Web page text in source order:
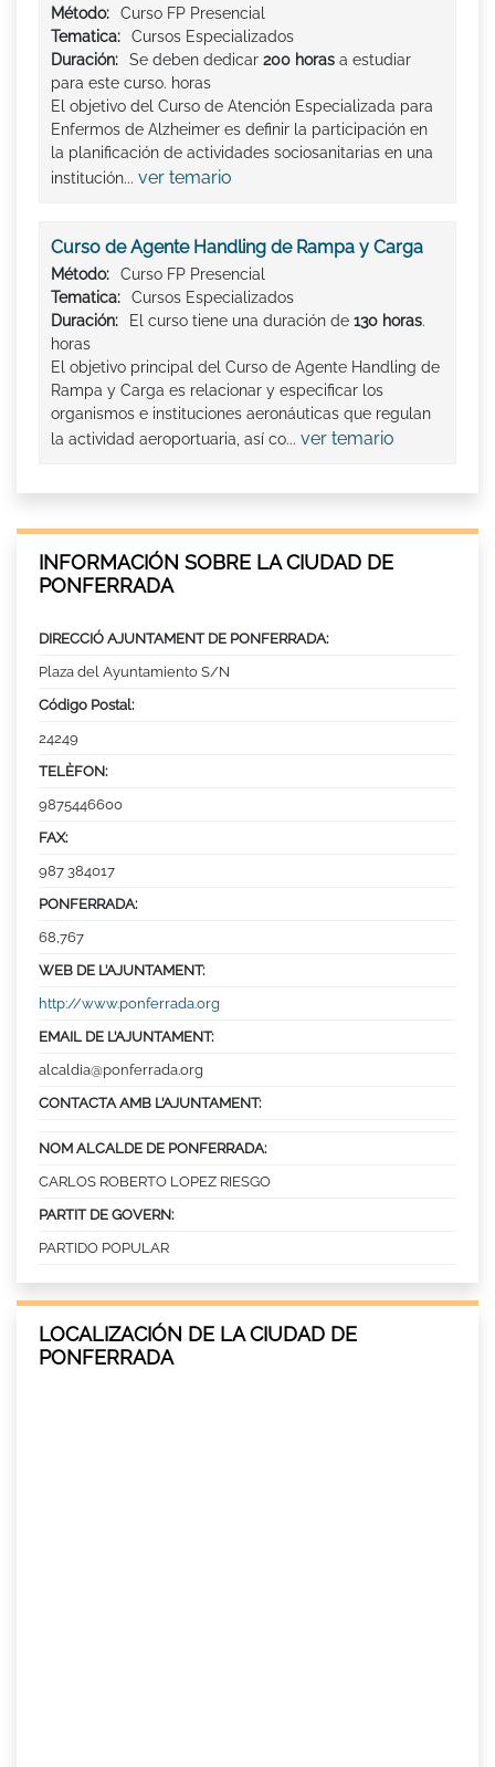
Método:
Curso FP Presencial
Tematica:
Cursos Especializados
Duración:
Se deben dedicar 200 horas a estudiar
para este curso. horas
El objetivo del Curso de Atención Especializada para
Enfermos de Alzheimer es definir la participación en
la planificación de actividades sociosanitarias en una
institución... ver temario
Curso de Agente Handling de Rampa y Carga
Método:
Curso FP Presencial
Tematica:
Cursos Especializados
Duración:
El curso tiene una duración de 130 horas.
horas
El objetivo principal del Curso de Agente Handling de
Rampa y Carga es relacionar y especificar los
organismos e instituciones aeronáuticas que regulan
la actividad aeroportuaria, así co... ver temario
INFORMACIÓN SOBRE LA CIUDAD DE
PONFERRADA
DIRECCIÓ AJUNTAMENT DE PONFERRADA:
Plaza del Ayuntamiento S/N
Código Postal:
24249
TELÈFON:
9875446600
FAX:
987 384017
PONFERRADA:
68,767
WEB DE L’AJUNTAMENT:
http://www.ponferrada.org
EMAIL DE L’AJUNTAMENT:
alcaldia@ponferrada.org
CONTACTA AMB L’AJUNTAMENT:
NOM ALCALDE DE PONFERRADA:
CARLOS ROBERTO LOPEZ RIESGO
PARTIT DE GOVERN:
PARTIDO POPULAR
LOCALIZACIÓN DE LA CIUDAD DE
PONFERRADA